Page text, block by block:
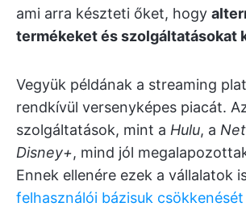
ami arra készteti őket, hogy
termékeket és szolgáltatásokat
Vegyük példának a streaming
rendkívül versenyképes piacát.
szolgáltatások, mint a Hulu, a
Disney+, mind jól
Ennek ellenére ezek a vállalatok
felhasználói bázisuk